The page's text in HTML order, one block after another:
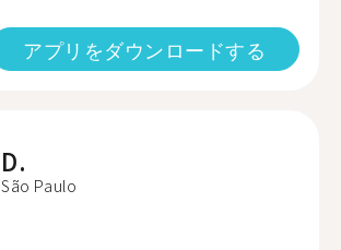
アプリをダウンロードする
D.
São Paulo